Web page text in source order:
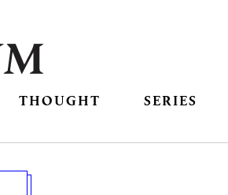
THOUGHT SERIES